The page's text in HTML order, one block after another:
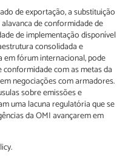
de exportação, a substituição
de conformidade de
de implementação disponível
consolidada e
em fórum internacional, pode
com as metas da
negociações com armadores.
sobre emissões e
uma lacuna regulatória que se
da OMI avançarem em